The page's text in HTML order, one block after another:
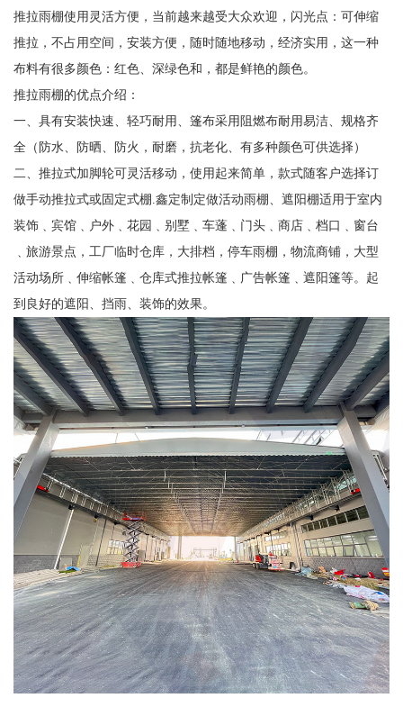
推拉雨棚使用灵活方便，当前越来越受大众欢迎，闪光点：可伸缩
推拉，不占用空间，安装方便，随时随地移动，经济实用，这一种
布料有很多颜色：红色、深绿色和，都是鲜艳的颜色。
推拉雨棚的优点介绍：
一、具有安装快速、轻巧耐用、篷布采用阻燃布耐用易洁、规格齐
全（防水、防晒、防火，耐磨，抗老化、有多种颜色可供选择）
二、推拉式加脚轮可灵活移动，使用起来简单，款式随客户选择订
做手动推拉式或固定式棚.鑫定制定做活动雨棚、遮阳棚适用于室内
装饰﹑宾馆﹑户外﹑花园﹑别墅﹑车蓬﹑门头﹑商店﹑档口﹑窗台
﹑旅游景点，工厂临时仓库，大排档，停车雨棚，物流商铺，大型
活动场所﹑伸缩帐篷﹑仓库式推拉帐篷﹑广告帐篷﹑遮阳篷等。起
到良好的遮阳、挡雨、装饰的效果。